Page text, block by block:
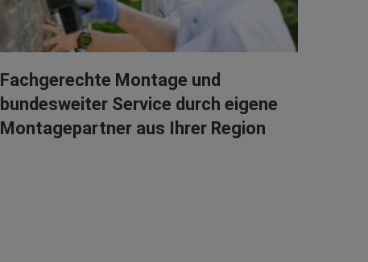
Fachgerechte Montage und
bundesweiter Service durch eigene
Montagepartner aus Ihrer Region